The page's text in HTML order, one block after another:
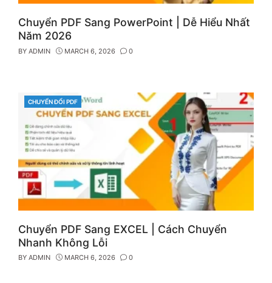
Chuyển PDF Sang PowerPoint | Dễ Hiểu Nhất
Năm 2026
BY ADMIN MARCH 6, 2026 0
CATEGORIES
CHUYỂN ĐỔI PDF
Chuyển PDF Sang EXCEL | Cách Chuyển
Nhanh Không Lỗi
BY ADMIN MARCH 6, 2026 0